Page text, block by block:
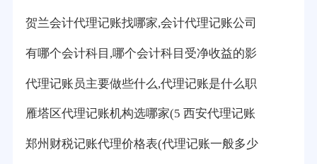
贺兰会计代理记账找哪家,会计代理记账公司
有哪个会计科目,哪个会计科目受净收益的影
代理记账员主要做些什么,代理记账是什么职
雁塔区代理记账机构选哪家(5 西安代理记账
郑州财税记账代理价格表(代理记账一般多少